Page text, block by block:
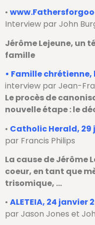
•
Interview par John
Jérôme Lejeune, un
famille
• Famille chrétienne,
interview par Jean-
Le procès de
nouvelle étape : le
• Catholic Herald, 29
par Francis Philips
La cause de Jérôme
coeur, en tant que
trisomique, …
• ALETEIA, 24 janvier
par Jason Jones et